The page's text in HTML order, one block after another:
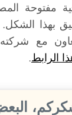
مفتوحة
بهذا الشكل.
مع
الرابط.